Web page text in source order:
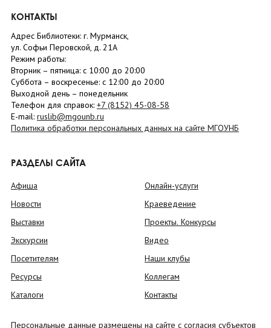
КОНТАКТЫ
Адрес Библиотеки: г. Мурманск,
ул. Софьи Перовской, д. 21А
Режим работы:
Вторник – пятница: с 10:00 до 20:00
Суббота – воскресенье: c 12:00 до 20:00
Выходной день – понедельник
Телефон для справок: +7 (8152) 45-08-58
E-mail: ruslib@mgounb.ru
Политика обработки персональных данных на сайте МГОУНБ
РАЗДЕЛЫ САЙТА
Афиша
Новости
Выставки
Экскурсии
Посетителям
Ресурсы
Каталоги
Онлайн-услуги
Краеведение
Проекты. Конкурсы
Видео
Наши клубы
Коллегам
Контакты
Персональные данные размещены на сайте с согласия субъектов